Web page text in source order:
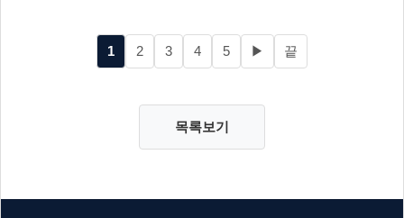
1 2 3 4 5 ▶ 끝
목록보기